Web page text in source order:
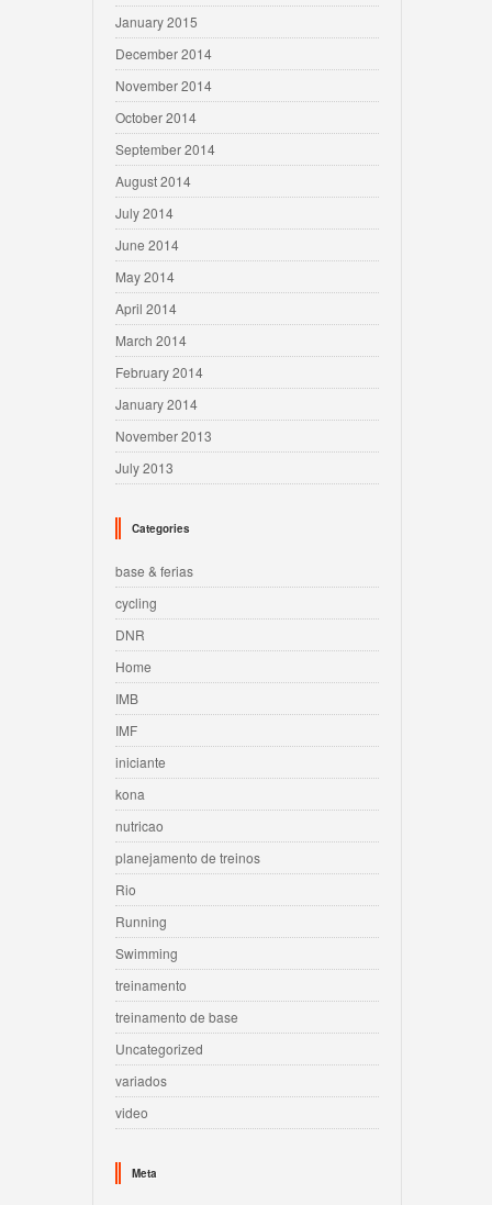
January 2015
December 2014
November 2014
October 2014
September 2014
August 2014
July 2014
June 2014
May 2014
April 2014
March 2014
February 2014
January 2014
November 2013
July 2013
Categories
base & ferias
cycling
DNR
Home
IMB
IMF
iniciante
kona
nutricao
planejamento de treinos
Rio
Running
Swimming
treinamento
treinamento de base
Uncategorized
variados
video
Meta